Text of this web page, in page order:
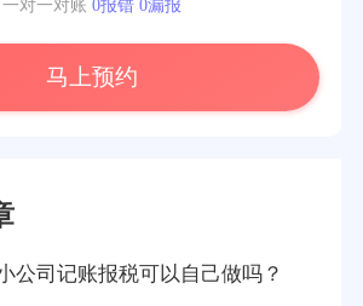
一对一对账 0报错 0漏报
马上预约
公司记账报税可以自己做吗？